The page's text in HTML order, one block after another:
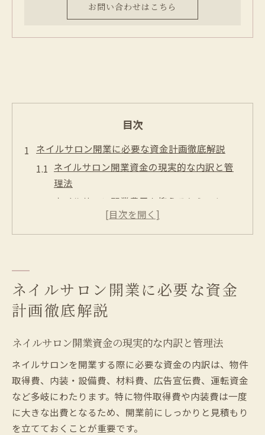
お問い合わせはこちら
目次
ネイルサロン開業に必要な資金計画徹底解説
ネイルサロン開業資金の現実的な内訳と管
理法
ネイルサロン開業費用を抑えるシミュレー
資金計画で失敗しないための注意点とは
一人で始めるネイルサロン資金準備のポイ
ント
自宅ネイルサロン開業で必要なものを厳選
低資金開業のための備品リストと選び方の
工夫
自宅型ネイルサロンのメリットと注意点を
解説
ネイルサロン開業に必要な資金
計画徹底解説
ネイルサロン開業資金の現実的な内訳と管理法
ネイルサロンを開業する際に必要な資金の内訳は、物件
取得費、内装・設備費、材料費、広告宣伝費、運転資金
など多岐にわたります。特に物件取得費や内装費は一度
に大きな出費となるため、開業前にしっかりと見積もり
を立てておくことが重要です。